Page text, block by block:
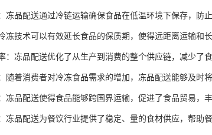
冻品配送通过冷链运输确保食品在低温环境下保存，防
冻技术可以有效延长食品的保质期，使得远距离运输和
：冻品配送优化了从生产到消费的整个供应链，减少了
随着消费者对冷冻食品需求的增加，冻品配送能够及时
冻品配送使得食品能够跨国界运输，促进了食品贸易，
冻品配送为餐饮行业提供了稳定、量的食材供应，帮助